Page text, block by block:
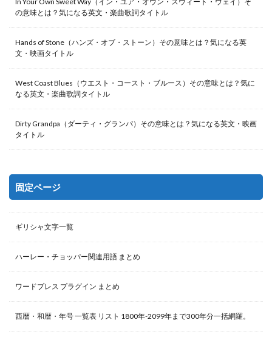
の意味とは？気になる英文・楽曲歌詞タイトル
Hands of Stone（ハンズ・オブ・ストーン）その意味とは？気になる英
文・映画タイトル
West Coast Blues（ウエスト・コースト・ブルース）その意味とは？気に
なる英文・楽曲歌詞タイトル
Dirty Grandpa（ダーティ・グランパ）その意味とは？気になる英文・映画
タイトル
固定ページ
ギリシャ文字一覧
ハーレー・チョッパー関連用語 まとめ
ワードプレス プラグイン まとめ
西暦・和暦・年号 一覧表 リスト 1800年-2099年まで300年分一括網羅。